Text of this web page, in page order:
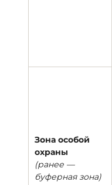
Зона особой
охраны
(ранее —
буферная зона)